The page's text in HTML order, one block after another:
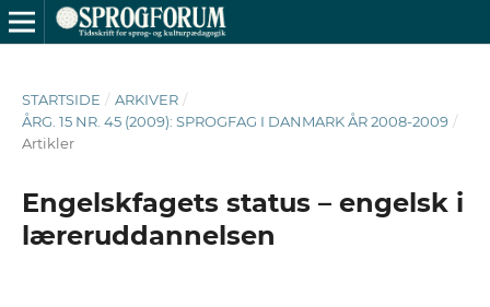
STARTSIDE / ARKIVER /
ÅRG. 15 NR. 45 (2009): SPROGFAG I DANMARK ÅR 2008-2009 /
Artikler
Engelskfagets status – engelsk i
læreruddannelsen